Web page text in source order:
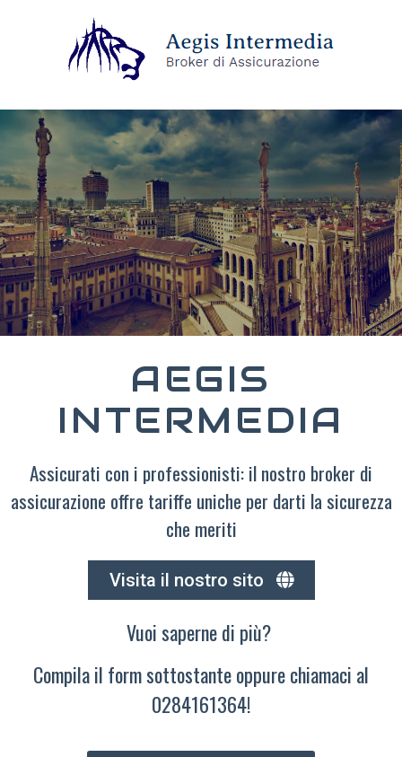
AEGIS
INTERMEDIA
Assicurati con i professionisti: il nostro broker di
assicurazione offre tariffe uniche per darti la sicurezza
che meriti
Visita il nostro sito
Vuoi saperne di più?
Compila il form sottostante oppure chiamaci al
0284161364!